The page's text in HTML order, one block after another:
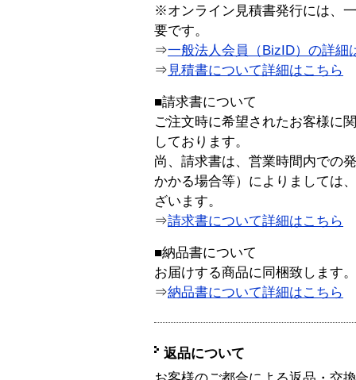
※オンライン見積書発行には、
要です。
⇒一般法人会員（BizID）の詳細
⇒ 見積書について詳細はこちら
■請求書について
ご注文時に希望されたお客様に
しております。
尚、請求書は、営業時間内での
かかる場合等）によりましては
ざいます。
⇒請求書について詳細はこちら
■納品書について
お届けする商品に同梱致します。
⇒納品書について詳細はこちら
返品について